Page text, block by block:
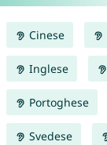
Cinese
Inglese
Portoghese
Svedese